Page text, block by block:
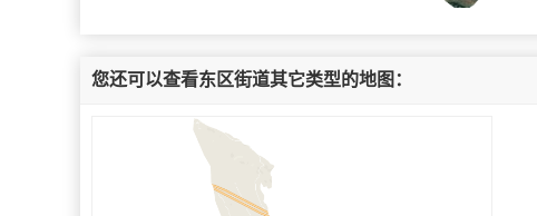
您还可以查看东区街道其它类型的地图：